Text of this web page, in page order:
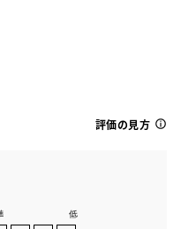
評価の見方